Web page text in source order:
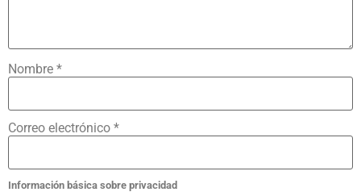
Nombre *
Correo electrónico *
Información básica sobre privacidad